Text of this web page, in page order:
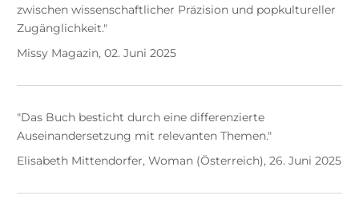
zwischen wissenschaftlicher Präzision und popkultureller
Zugänglichkeit."
Missy Magazin, 02. Juni 2025
"Das Buch besticht durch eine differenzierte
Auseinandersetzung mit relevanten Themen."
Elisabeth Mittendorfer, Woman (Österreich), 26. Juni 2025